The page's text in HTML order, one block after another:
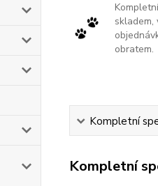
skladem,
obratem.
Kompletní
Kompletní